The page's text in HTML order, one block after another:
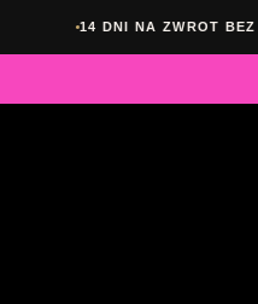
DNI NA ZWROT BEZ PYTAŃ